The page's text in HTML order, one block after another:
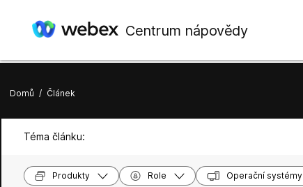
Centrum nápovědy
Domů / Článek
Téma článku:
Produkty Role Operační systémy